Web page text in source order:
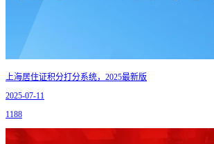
上海居住证积分打分系统，2025最新版
2025-07-11
1188